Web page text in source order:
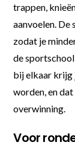
trappen,
aanvoelen.
zodat je
de
bij elkaar krijg
worden, en
overwinning.
Voor